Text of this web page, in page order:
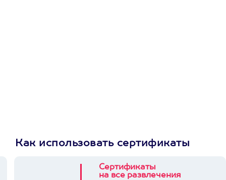
Как использовать сертификаты
Сертификаты
на все развлечения